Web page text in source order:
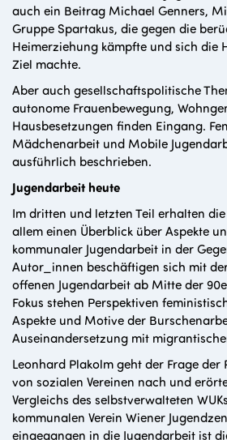
auch ein Beitrag Michael Genners,
Gruppe Spartakus, die gegen die
Heimerziehung kämpfte und sich die
Ziel machte.
Aber auch gesellschaftspolitische
autonome Frauenbewegung,
Hausbesetzungen finden Eingang.
Mädchenarbeit und Mobile
ausführlich beschrieben.
Jugendarbeit heute
Im dritten und letzten Teil erhalten
allem einen Überblick über Aspekte
kommunaler Jugendarbeit in der
Autor_innen beschäftigen sich mit
offenen Jugendarbeit ab Mitte der
Fokus stehen Perspektiven
Aspekte und Motive der
Auseinandersetzung mit
Leonhard Plakolm geht der Frage
von sozialen Vereinen nach und
Vergleichs des selbstverwalteten
kommunalen Verein Wiener
eingegangen in die Jugendarbeit ist